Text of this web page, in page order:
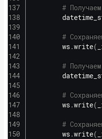
#
#
        ws
.write(
#
#
        ws
.write(
#
        ws
.write(